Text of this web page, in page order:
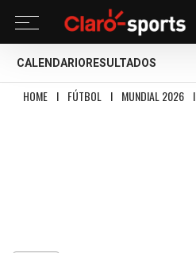
CALENDARIO RESULTADOS
HOME I FÚTBOL I MUNDIAL 2026 I